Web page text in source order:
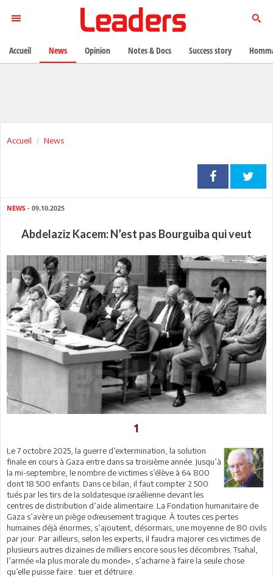
Accueil News
NEWS - 09.10.2025
Abdelaziz Kacem: N’est pas Bourguiba qui veut
1
Le 7 octobre 2025, la guerre d’extermination, la solution
finale en cours à Gaza entre dans sa troisième année. Jusqu’à
la mi-septembre, le nombre de victimes s’élève à 64 800
dont 18 500 enfants. Dans ce bilan, il faut compter 2 500
tués par les tirs de la soldatesque israélienne devant les
centres de distribution d’aide alimentaire. La Fondation humanitaire de
Gaza s’avère un piège odieusement tragique. À toutes ces pertes
humaines déjà énormes, s’ajoutent, désormais, une moyenne de 80 civils
par jour. Par ailleurs, selon les experts, il faudra majorer ces victimes de
plusieurs autres dizaines de milliers encore sous les décombres. Tsahal,
l’armée «la plus morale du monde», s’acharne à faire la seule chose
qu’elle puisse faire : tuer et détruire.
Accueil News Opinion Notes & Docs Success story